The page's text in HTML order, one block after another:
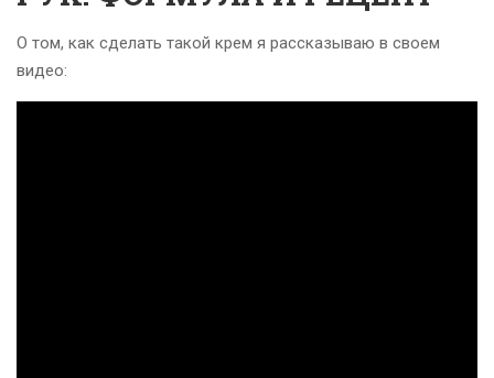
О том, как сделать такой крем я рассказываю в своем
видео: